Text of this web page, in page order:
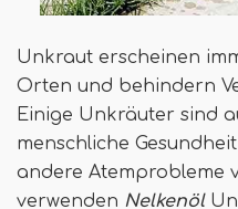
Unkraut erscheinen
Orten und behindern
Einige Unkräuter sind
menschliche
andere Atemprobleme
verwenden Nelkenöl